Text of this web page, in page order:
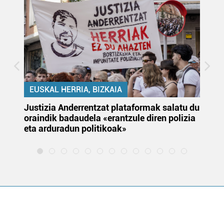
EUSKAL HERRIA, BIZKAIA
Justizia Anderrentzat plataformak salatu du
oraindik badaudela «erantzule diren polizia
eta arduradun politikoak»